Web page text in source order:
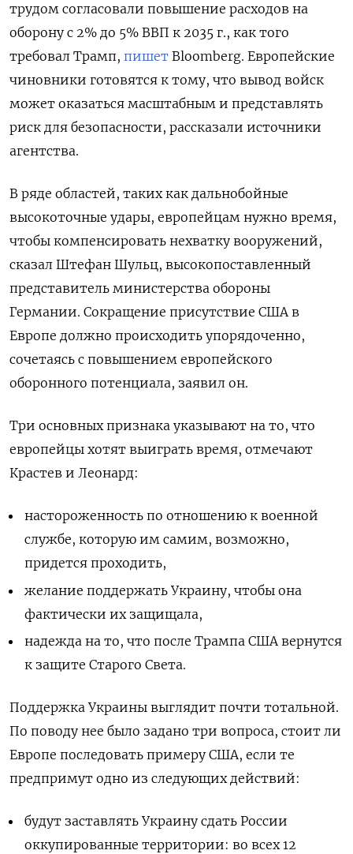
трудом согласовали повышение расходов на
оборону с 2% до 5% ВВП к 2035 г., как того
требовал Трамп, пишет Bloomberg. Европейские
чиновники готовятся к тому, что вывод войск
может оказаться масштабным и представлять
риск для безопасности, рассказали источники
агентства.
В ряде областей, таких как дальнобойные
высокоточные удары, европейцам нужно время,
чтобы компенсировать нехватку вооружений,
сказал Штефан Шульц, высокопоставленный
представитель министерства обороны
Германии. Сокращение присутствие США в
Европе должно происходить упорядоченно,
сочетаясь с повышением европейского
оборонного потенциала, заявил он.
Три основных признака указывают на то, что
европейцы хотят выиграть время, отмечают
Крастев и Леонард:
настороженность по отношению к военной
службе, которую им самим, возможно,
придется проходить,
желание поддержать Украину, чтобы она
фактически их защищала,
надежда на то, что после Трампа США вернутся
к защите Старого Света.
Поддержка Украины выглядит почти тотальной.
По поводу нее было задано три вопроса, стоит ли
Европе последовать примеру США, если те
предпримут одно из следующих действий:
будут заставлять Украину сдать России
оккупированные территории: во всех 12